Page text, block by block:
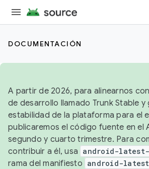
DOCUMENTACIÓN
A partir de 2026, para alinearnos
de desarrollo llamado Trunk Stable y
estabilidad de la plataforma para el
publicaremos el código fuente en el
segundo y cuarto trimestre. Para
contribuir a él, usa android-
rama del manifiesto android-